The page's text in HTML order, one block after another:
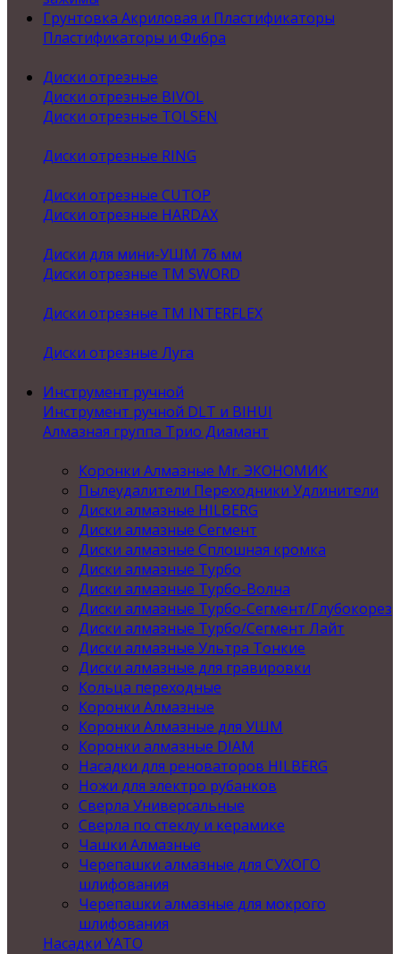
Грунтовка Акриловая и Пластификаторы
Пластификаторы и Фибра
Диски отрезные
Диски отрезные BIVOL
Диски отрезные TOLSEN
Диски отрезные RING
Диски отрезные CUTOP
Диски отрезные HARDAX
Диски для мини-УШМ 76 мм
Диски отрезные ТМ SWORD
Диски отрезные ТМ INTERFLEX
Диски отрезные Луга
Инструмент ручной
Инструмент ручной DLT и BIHUI
Алмазная группа Трио Диамант
Коронки Алмазные Mr. ЭКОНОМИК
Пылеудалители Переходники Удлинители
Диски алмазные HILBERG
Диски алмазные Сегмент
Диски алмазные Сплошная кромка
Диски алмазные Турбо
Диски алмазные Турбо-Волна
Диски алмазные Турбо-Сегмент/Глубокорез
Диски алмазные Турбо/Сегмент Лайт
Диски алмазные Ультра Тонкие
Диски алмазные для гравировки
Кольца переходные
Коронки Алмазные
Коронки Алмазные для УШМ
Коронки алмазные DIAM
Насадки для реноваторов HILBERG
Ножи для электро рубанков
Сверла Универсальные
Сверла по стеклу и керамике
Чашки Алмазные
Черепашки алмазные для СУХОГО
шлифования
Черепашки алмазные для мокрого
шлифования
Насадки YATO